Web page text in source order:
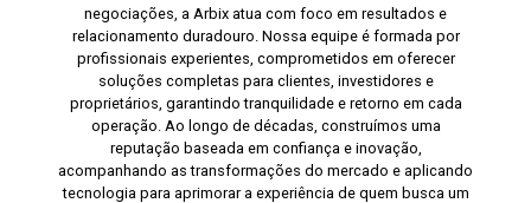
negociações, a Arbix atua com foco em resultados e
relacionamento duradouro. Nossa equipe é formada por
profissionais experientes, comprometidos em oferecer
soluções completas para clientes, investidores e
proprietários, garantindo tranquilidade e retorno em cada
operação. Ao longo de décadas, construímos uma
reputação baseada em confiança e inovação,
acompanhando as transformações do mercado e aplicando
tecnologia para aprimorar a experiência de quem busca um